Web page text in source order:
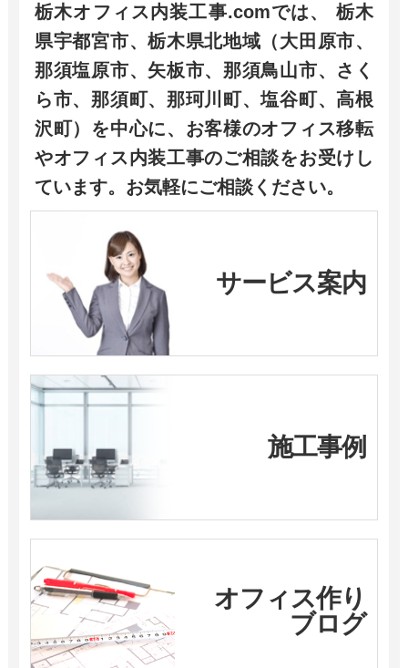
栃木オフィス内装工事.comでは、 栃木
県宇都宮市、栃木県北地域（大田原市、
那須塩原市、矢板市、那須鳥山市、さく
ら市、那須町、那珂川町、塩谷町、高根
沢町）を中心に、お客様のオフィス移転
やオフィス内装工事のご相談をお受けし
ています。お気軽にご相談ください。
サービス案内
施工事例
オフィス作り
ブログ